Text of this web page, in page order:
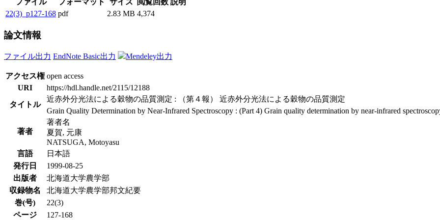
ファイル フォーマット サイズ 閲覧回数 説明
22(3)_p127-168 pdf 2.83 MB 4,374
論文情報
ファイル出力 EndNote Basic出力 Mendeley出力
アクセス権 open access
URI
https://hdl.handle.net/2115/12188
タイトル
近赤外分光法による穀物の品質測定 : （第４報） 近赤外分光法による穀物の品質測定
Grain Quality Determination by Near-Infrared Spectroscopy : (Part 4) Grain quality determination by near-infrared
著者
著者名
夏賀, 元康
NATSUGA, Motoyasu
言語
日本語
発行日
1999-08-25
出版者
北海道大学農学部
収録物名
北海道大学農学部邦文紀要
巻(号)
22(3)
ページ
127-168